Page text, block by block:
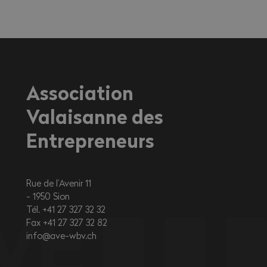
fortement exposés à la chaleur.
Association
Valaisanne des
Entrepreneurs
Rue de l’Avenir 11
1950 Sion
Tél. +41 27 327 32 32
Fax +41 27 327 32 82
info@ave-wbv.ch